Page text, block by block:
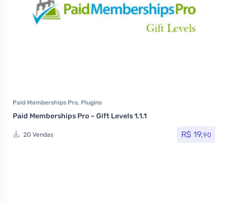
Paid Memberships Pro, Plugins
Paid Memberships Pro – Gift Levels 1.1.1
20 Vendas R$ 19,90